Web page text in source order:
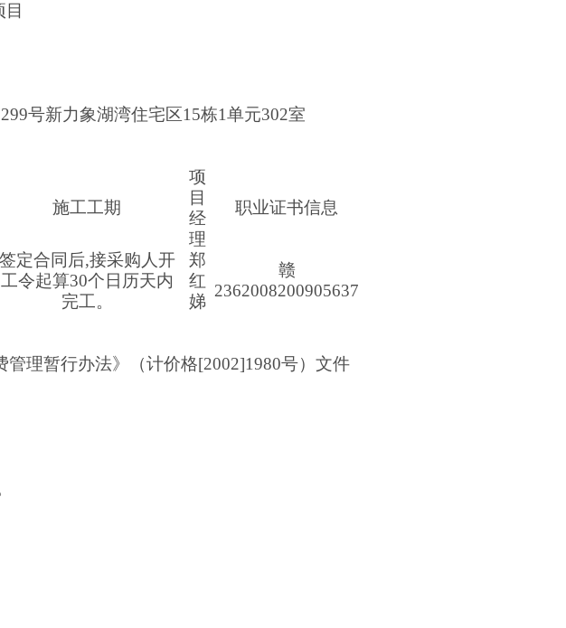
号新力象湖湾住宅区15栋1单元302室
施工工期
项
目
经
理
职业证书信息
签定合同后,接采购人开
工令起算30个日历天内
完工。
郑
红
娣
赣
2362008200905637
理暂行办法》（计价格[2002]1980号）文件